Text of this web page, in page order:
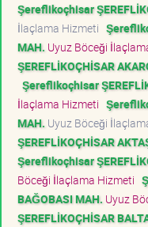
Şereflikoçhisar
İlaçlama Hizmeti
MAH. Uyuz Böceği
ŞEREFLİKOÇHİSAR
Şereflikoçhisar
İlaçlama Hizmeti
MAH. Uyuz Böceği
ŞEREFLİKOÇHİSAR
Şereflikoçhisar
Böceği İlaçlama Hizmeti
BAĞOBASI MAH. Uyuz
ŞEREFLİKOÇHİSAR